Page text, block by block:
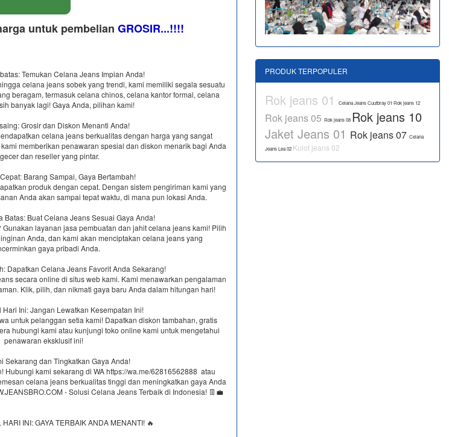
untuk pembelian GROSIR...!!!!
Temukan Celana Jeans Impian Anda!
celana jeans sobek yang trendi, kami memiliki segala sesuatu
beragam, termasuk celana chinos, celana kantor formal, celana
banyak lagi! Gaya Anda, pilihan kami!
Grosir dan Diskon Menanti Anda!
celana jeans berkualitas dengan harga yang sangat
memberikan penawaran spesial dan diskon menarik bagi Anda
dan reseller yang pintar.
Barang Sampai, Gaya Bertambah!
produk dengan cepat. Dengan sistem pengiriman kami yang
Anda akan sampai tepat waktu, di mana pun lokasi Anda.
Batas: Buat Celana Jeans Sesuai Gaya Anda!
layanan jasa pembuatan dan jahit celana jeans kami! Pilih
Anda, dan kami akan menciptakan celana jeans yang
gaya pribadi Anda.
Dapatkan Celana Jeans Favorit Anda Sekarang!
secara online di situs web kami. Kami menawarkan pengalaman
Klik, pilih, dan nikmati gaya baru Anda dalam hitungan hari!
Hari Ini: Jangan Lewatkan Kesempatan Ini!
untuk pelanggan setia kami! Dapatkan diskon tambahan, gratis
hubungi kami atau kunjungi toko online kami untuk mengetahui
penawaran eksklusif ini!
Sekarang dan Tingkatkan Gaya Anda!
Hubungi kami sekarang di WA https://wa.me/62816562888​ atau
celana jeans berkualitas tinggi dan meningkatkan gaya Anda
- Solusi Celana Jeans Terbaik di Indonesia! 👖💼
INI: GAYA TERBAIK ANDA MENANTI! 🔥
PRODUK TERPOPULER
Rok jeans 01 Celana Jeans Cuutbray 01 Rok jeans 12
Rok jeans 05 Rok jeans 08 Rok jeans 10
Jaket Jeans 01 Rok jeans 07 Celana
Jeans Lea 02 Kulot jeans 02